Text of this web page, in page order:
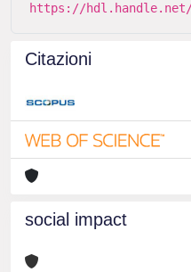
https://hdl.handle.net/
Citazioni
social impact